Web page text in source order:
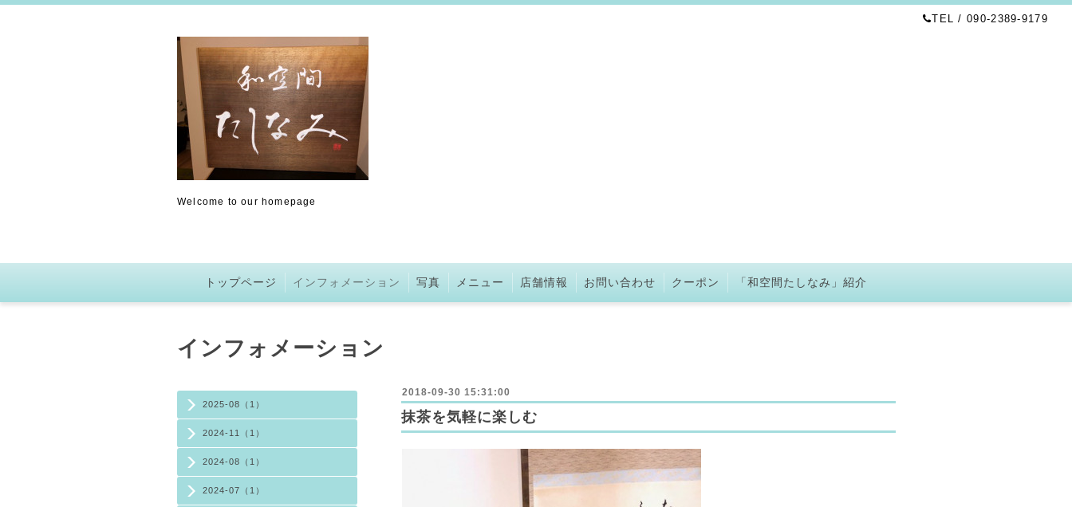
TEL / 090-2389-9179
Welcome to our homepage
トップページ インフォメーション 写真 メニュー 店舗情報 お問い合わせ クーポン 「和空間たしなみ」紹介
2025-08（1）
2024-11（1）
2024-08（1）
2024-07（1）
インフォメーション
2018-09-30 15:31:00
抹茶を気軽に楽しむ